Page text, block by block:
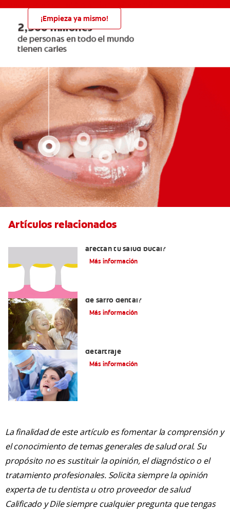
¡Empieza ya mismo!
Artículos relacionados
afectan tu salud bucal?
Más información
de sarro dental?
Más información
detartraje
Más información
La finalidad de este artículo es fomentar la comprensión y
el conocimiento de temas generales de salud oral. Su
propósito no es sustituir la opinión, el diagnóstico o el
tratamiento profesionales. Solicita siempre la opinión
experta de tu dentista u otro proveedor de salud
Calificado y Dile siempre cualquier pregunta que tengas